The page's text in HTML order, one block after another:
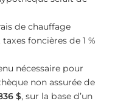
de chauffage
foncières de 1 %
nécessaire pour
non assurée de
$, sur la base d’un